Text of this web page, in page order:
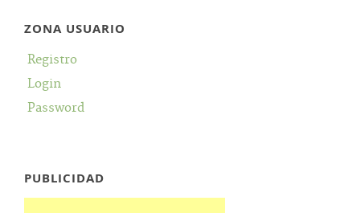
ZONA USUARIO
Registro
Login
Password
PUBLICIDAD